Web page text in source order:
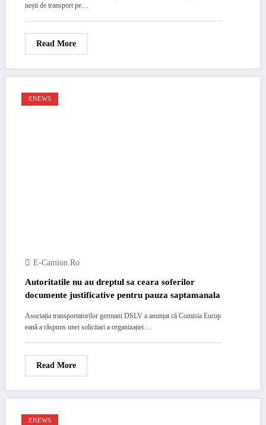
nești de transport pe…
Read More
ENEWS
E-Camion.ro
Autoritatile nu au dreptul sa ceara soferilor
documente justificative pentru pauza saptamanala
Asociația transportatorilor germani DSLV a anunțat că Comisia Europ
eană a răspuns unei solicitari a organizației…
Read More
ENEWS